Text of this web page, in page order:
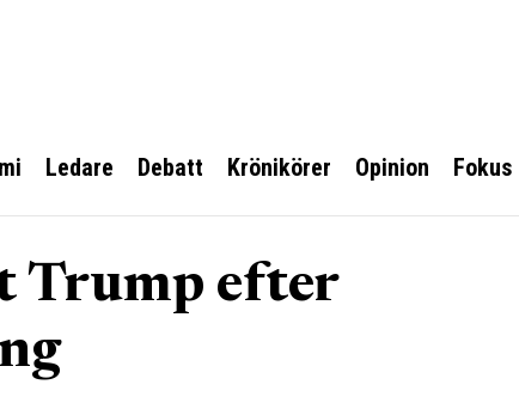
Ledare Debatt Krönikörer Opinion Fokus
Trump efter